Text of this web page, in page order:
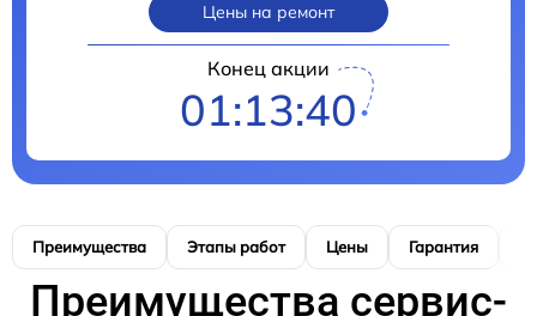
Цены на ремонт
Конец акции
01:13:39
Преимущества Этапы работ Цены Гарантия
Преимущества сервис-